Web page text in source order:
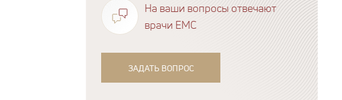
На ваши вопросы отвечают
врачи EMC
ЗАДАТЬ ВОПРОС